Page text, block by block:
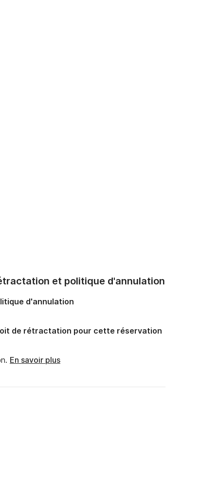
et politique d'annulation
d'annulation
de rétractation pour cette réservation
En savoir plus